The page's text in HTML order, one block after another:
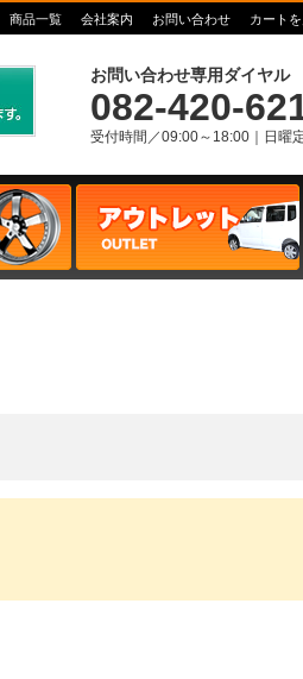
商品一覧 会社案内 お問い合わせ カート
お問い合わせ専用ダイヤル
082-420-
受付時間／09:00～18:00｜日曜